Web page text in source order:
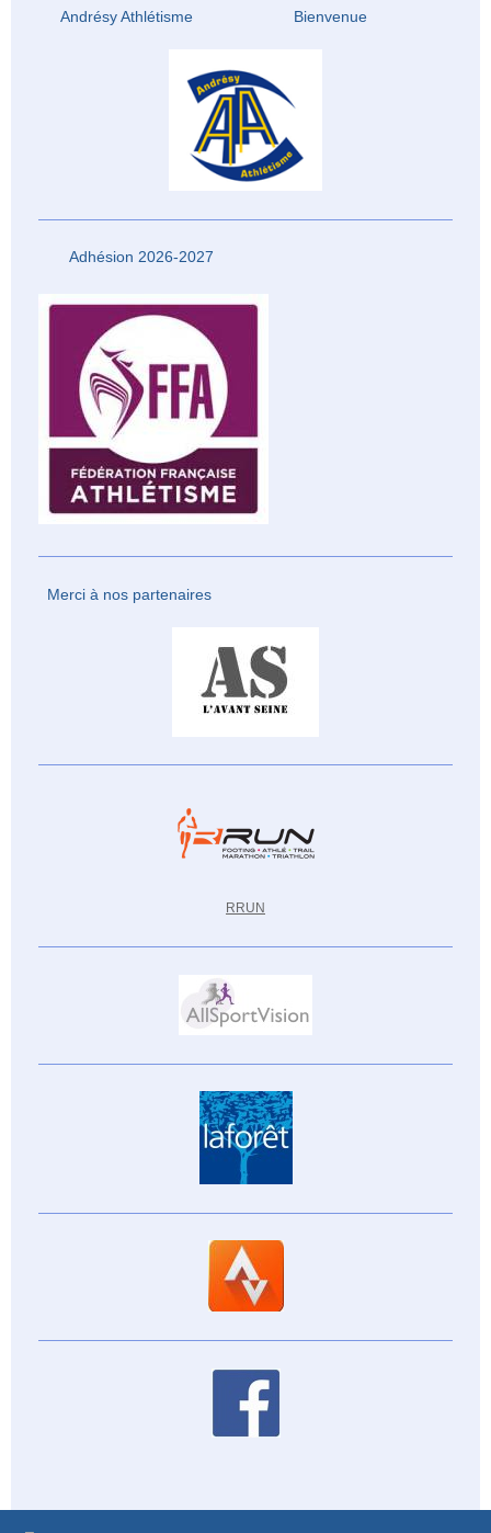
Andrésy Athlétisme Bienvenue
Adhésion 2026-2027
Merci à nos partenaires
RRUN